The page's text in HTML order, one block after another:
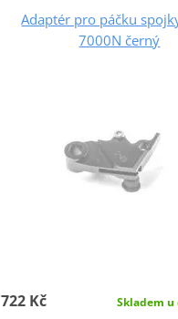
Adaptér pro páčku
7000N černý
722 Kč Skladem